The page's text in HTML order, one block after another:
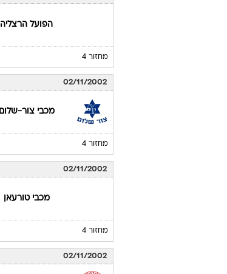
הפועל הרצליה
מחזור 4
02/11/2002
מכבי צור-שלום
מחזור 4
02/11/2002
מכבי טורעאן
מחזור 4
02/11/2002